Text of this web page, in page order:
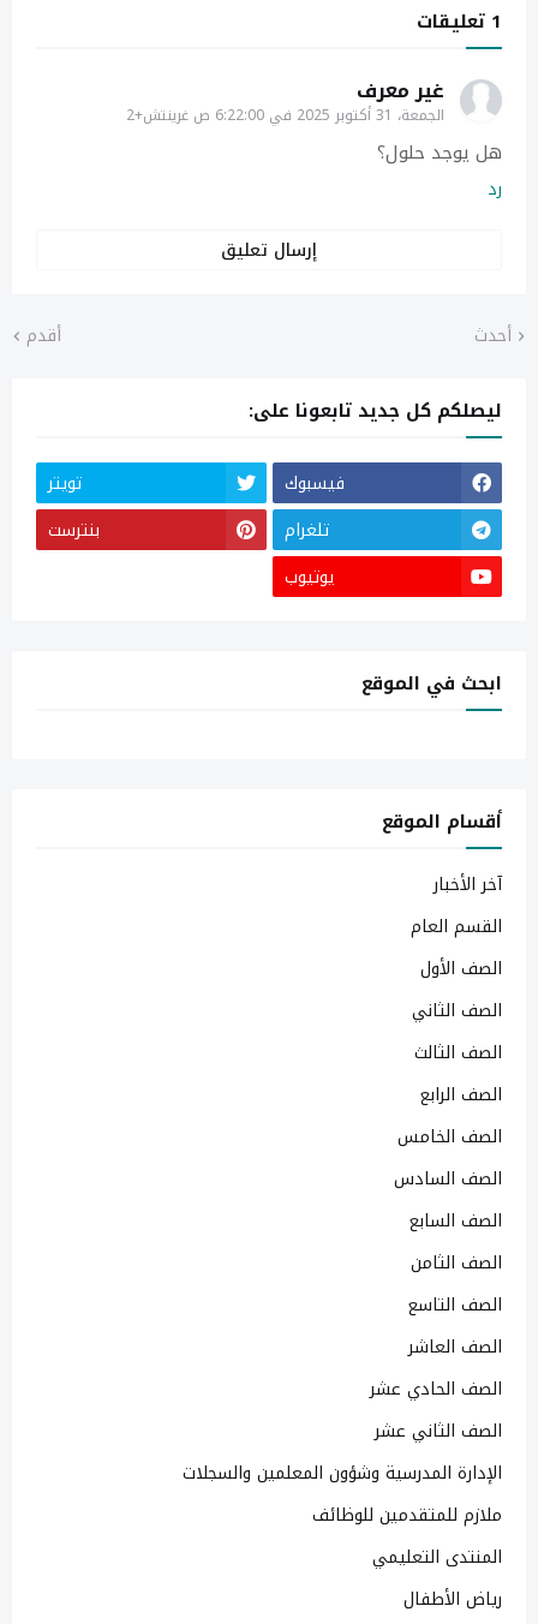
1 تعليقات
غير معرف
الجمعة، 31 أكتوبر 2025 في 6:22:00 ص غرينتش+2
هل يوجد حلول؟
رد
إرسال تعليق
أحدث أقدم
ليصلكم كل جديد تابعونا على:
فيسبوك
تويتر
تلغرام
بنترست
يوتيوب
ابحث في الموقع
أقسام الموقع
آخر الأخبار
القسم العام
الصف الأول
الصف الثاني
الصف الثالث
الصف الرابع
الصف الخامس
الصف السادس
الصف السابع
الصف الثامن
الصف التاسع
الصف العاشر
الصف الحادي عشر
الصف الثاني عشر
الإدارة المدرسية وشؤون المعلمين والسجلات
ملازم للمتقدمين للوظائف
المنتدى التعليمي
رياض الأطفال